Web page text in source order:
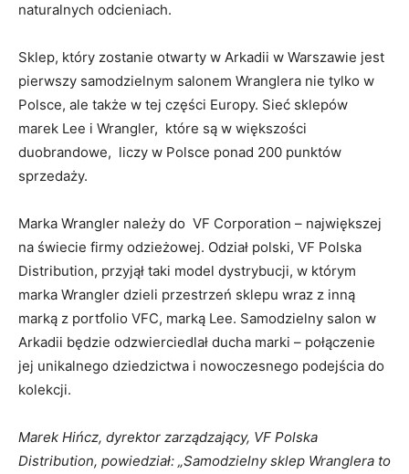
naturalnych odcieniach.
Sklep, który zostanie otwarty w Arkadii w Warszawie jest
pierwszy samodzielnym salonem Wranglera nie tylko w
Polsce, ale także w tej części Europy. Sieć sklepów
marek Lee i Wrangler, które są w większości
duobrandowe, liczy w Polsce ponad 200 punktów
sprzedaży.
Marka Wrangler należy do VF Corporation – największej
na świecie firmy odzieżowej. Odział polski, VF Polska
Distribution, przyjął taki model dystrybucji, w którym
marka Wrangler dzieli przestrzeń sklepu wraz z inną
marką z portfolio VFC, marką Lee. Samodzielny salon w
Arkadii będzie odzwierciedlał ducha marki – połączenie
jej unikalnego dziedzictwa i nowoczesnego podejścia do
kolekcji.
Marek Hińcz, dyrektor zarządzający, VF Polska
Distribution, powiedział: „Samodzielny sklep Wranglera to